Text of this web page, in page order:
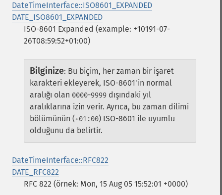
DateTimeInterface::ISO8601_EXPANDED
DATE_ISO8601_EXPANDED
ISO-8601 Expanded (example: +10191-07-
26T08:59:52+01:00)
Bilginize: Bu biçim, her zaman bir işaret
karakteri ekleyerek, ISO-8601'in normal
aralığı olan 0000-9999 dışındaki yıl
aralıklarına izin verir. Ayrıca, bu zaman dilimi
bölümünün (+01:00) ISO-8601 ile uyumlu
olduğunu da belirtir.
DateTimeInterface::RFC822
DATE_RFC822
RFC 822 (örnek: Mon, 15 Aug 05 15:52:01 +0000)